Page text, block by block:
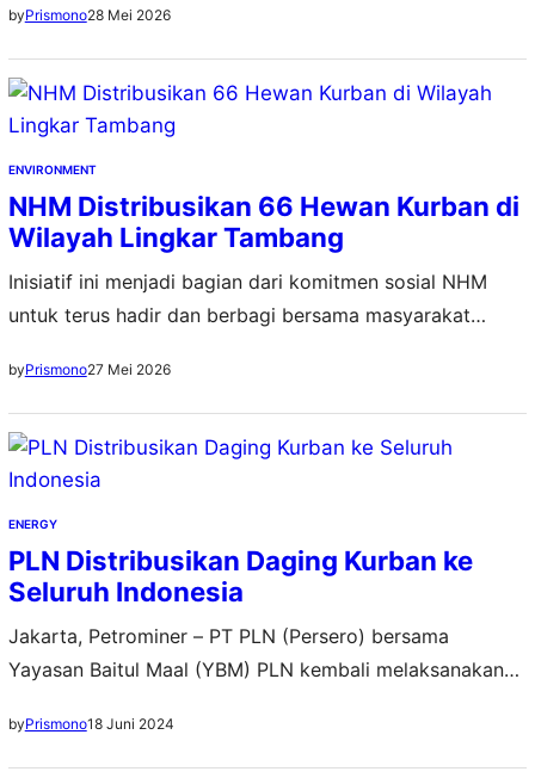
byPrismono28 Mei 2026
ENVIRONMENT
NHM Distribusikan 66 Hewan Kurban di
Wilayah Lingkar Tambang
Inisiatif ini menjadi bagian dari komitmen sosial NHM
untuk terus hadir dan berbagi bersama masyarakat
byPrismono27 Mei 2026
ENERGY
PLN Distribusikan Daging Kurban ke
Seluruh Indonesia
Jakarta, Petrominer – PT PLN (Persero) bersama
Yayasan Baitul Maal (YBM) PLN kembali melaksanakan
rangka Hari Raya Idul Adha 1445 H. Sebanyak 2.458
hewan kurban yang terdiri dari 1.243 ekor sapi, 1.202
byPrismono18 Juni 2024